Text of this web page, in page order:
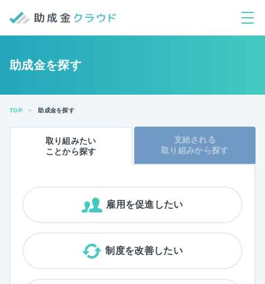
助成金を探す
TOP 助成金を探す
取り組みたい
ことから探す
支給される
取り組みから探す
雇用を促進したい
制度を改善したい